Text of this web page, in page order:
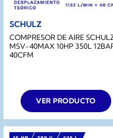
SCHULZ
COMPRESOR DE AIRE
MSV-40MAX 10HP 350L
40CFM
VER PRODUCTO